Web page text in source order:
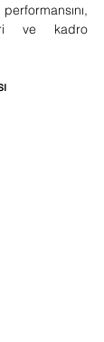
ve kadro